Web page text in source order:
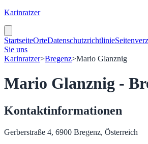
Karinratzer
StartseiteOrteDatenschutzrichtlinie
Sie uns
Karinratzer>Bregenz>Mario Glanznig
Mario Glanznig -
Kontaktinformationen
Gerberstraße 4, 6900 Bregenz, Österreich